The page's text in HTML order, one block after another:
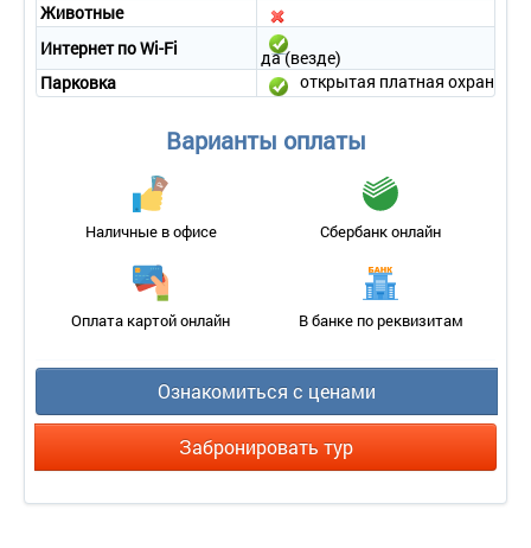
Животные
Интернет по Wi-Fi
да (везде)
Парковка
открытая платная
Варианты оплаты
Наличные в офисе Сбербанк онлайн
Оплата картой онлайн В банке по реквизитам
Ознакомиться с ценами
Забронировать тур